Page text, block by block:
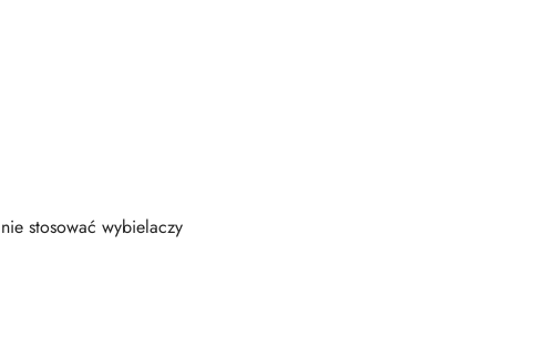
stosować wybielaczy